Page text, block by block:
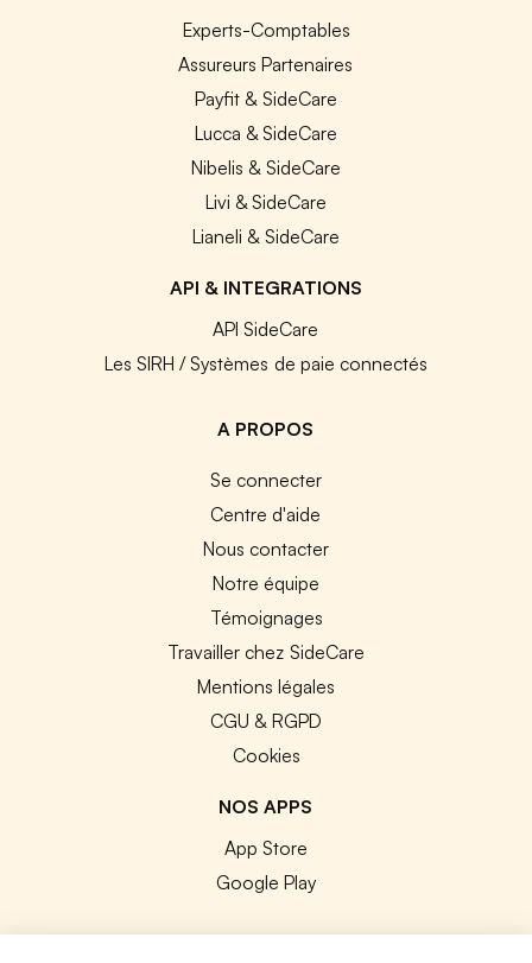
Experts-Comptables
Assureurs Partenaires
Payfit & SideCare
Lucca & SideCare
Nibelis & SideCare
Livi & SideCare
Lianeli & SideCare
API & INTEGRATIONS
API SideCare
Les SIRH / Systèmes de paie connectés
A PROPOS
Se connecter
Centre d'aide
Nous contacter
Notre équipe
Témoignages
Travailler chez SideCare
Mentions légales
CGU & RGPD
Cookies
NOS APPS
App Store
Google Play